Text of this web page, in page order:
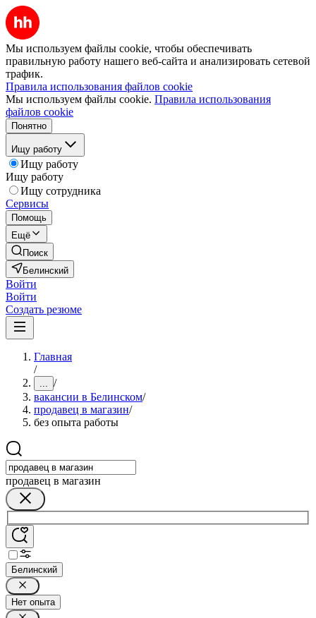
Мы используем файлы cookie, чтобы обеспечивать
правильную работу нашего веб-сайта и анализировать сетевой
трафик.
Правила использования файлов cookie
Мы используем файлы cookie. Правила использования
файлов cookie
Понятно
Ищу работу
Ищу работу
Ищу работу
Ищу сотрудника
Сервисы
Помощь
Ещё
Поиск
Белинский
Войти
Войти
Создать резюме
Главная
/
... /
вакансии в Белинском/
продавец в магазин/
без опыта работы
продавец в магазин
Белинский
Нет опыта